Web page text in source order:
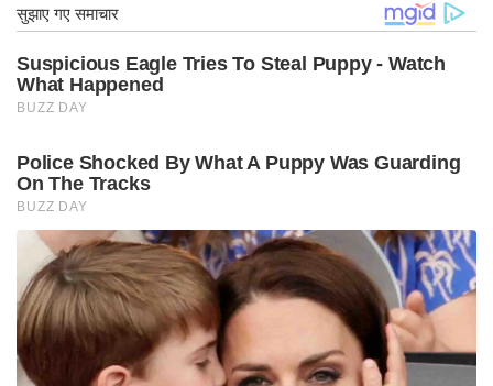
उनका जारी करना अंतरराष्ट्रीय सम्मेलनों की मेजबानी के
लिए “मानक” प्रक्रिया थी, यह कहा।
रूस ने पिछले साल फरवरी में यूक्रेन पर हमला किया था।
करने का विकल्प चुना है। यूक्रेन पर रूसी हमले के बाद, रूस
ने खुद को अंतरराष्ट्रीय मंच पर तेजी से अलग-थलग पाया है।
दक्षिण अफ्रीका ने कहा है कि वह तटस्थ रहना पसंद करता है
और युद्ध को समाप्त करने के लिए बातचीत का समर्थन करता
है।
दक्षिण अफ्रीका के राष्ट्रपति सिरिल रामाफोसा ने इस महीने
की शुरुआत में कहा था कि उनका देश यूक्रेन संघर्ष में पक्ष लेने